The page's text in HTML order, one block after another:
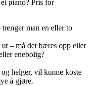
piano? Pris for
man en eller to
– må det bæres opp eller
enebolig?
helger, vil kunne koste
å gjøre.